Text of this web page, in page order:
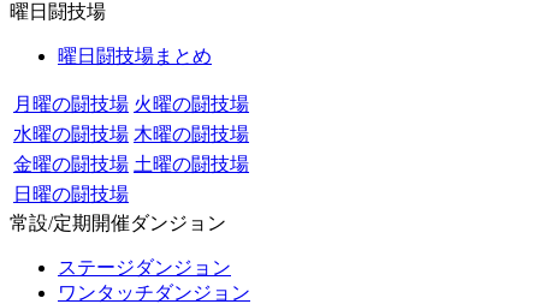
曜日闘技場
曜日闘技場まとめ
月曜の闘技場 火曜の闘技場
水曜の闘技場 木曜の闘技場
金曜の闘技場 土曜の闘技場
日曜の闘技場
常設/定期開催ダンジョン
ステージダンジョン
ワンタッチダンジョン